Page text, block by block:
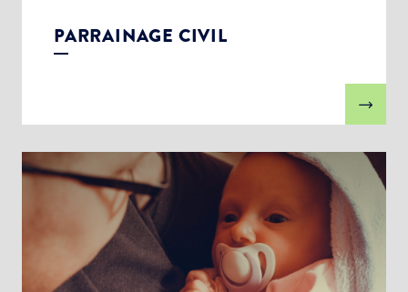
PARRAINAGE CIVIL
Newsletter Sport et Vie associative